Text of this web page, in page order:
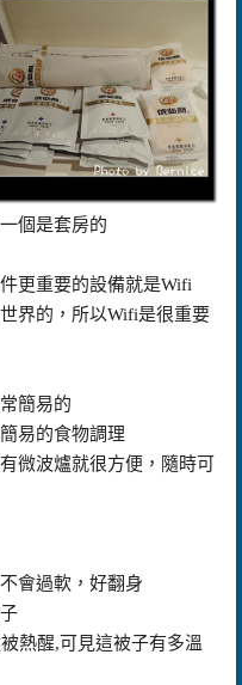
個是套房的
更重要的設備就是Wifi
界的，所以Wifi是很重要
簡易的
易的食物調理
微波爐就很方便，隨時可
會過軟，好翻身
熱醒,可見這被子有多溫